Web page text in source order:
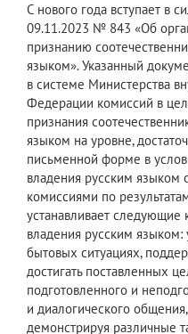
С нового года вступает в
09.11.2023 № 843 «Об
признанию
языком». Указанный
в системе Министерства
Федерации комиссий в
признания
языком на уровне,
письменной форме в
владения русским языком
комиссиями по
устанавливает следующие
владения русским
бытовых ситуациях,
достигать поставленных
подготовленного и
и диалогического
демонстрируя различные